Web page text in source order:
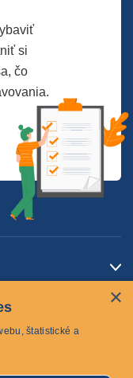
si
čo
×
štatistické a